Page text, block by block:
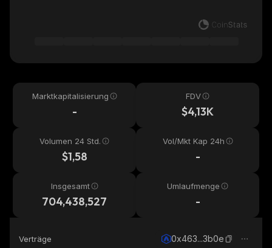
Marktkapitalisierung
-
FDV
$4,13K
Volumen 24 Std.
$1,58
Vol/Mkt Kap 24h
-
Insgesamt
704,438,527
Umlaufmenge
-
Verträge 0x463...3b0e